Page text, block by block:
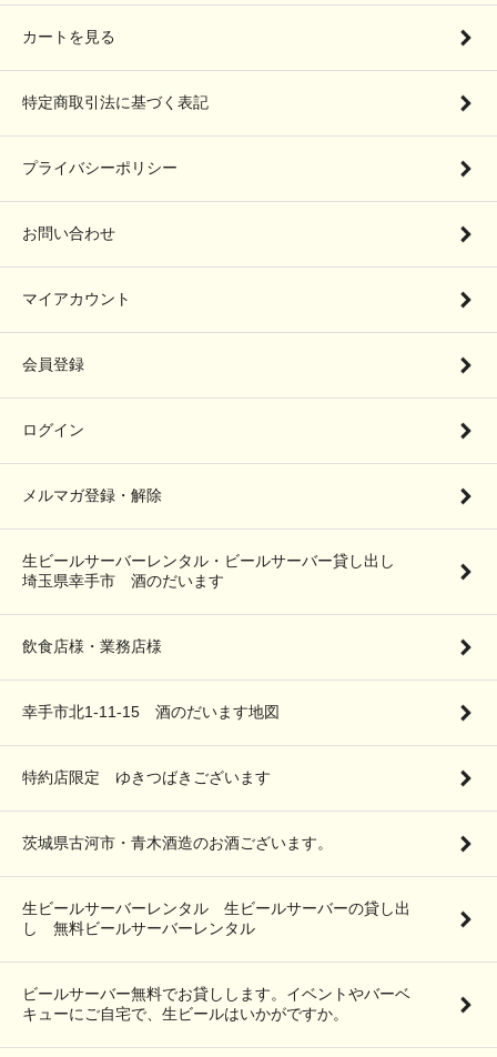
カートを見る
特定商取引法に基づく表記
プライバシーポリシー
お問い合わせ
マイアカウント
会員登録
ログイン
メルマガ登録・解除
生ビールサーバーレンタル・ビールサーバー貸し出し
埼玉県幸手市 酒のだいます
飲食店様・業務店様
幸手市北1-11-15 酒のだいます地図
特約店限定 ゆきつばきございます
茨城県古河市・青木酒造のお酒ございます。
生ビールサーバーレンタル 生ビールサーバーの貸し出
し 無料ビールサーバーレンタル
ビールサーバー無料でお貸しします。イベントやバーベ
キューにご自宅で、生ビールはいかがですか。